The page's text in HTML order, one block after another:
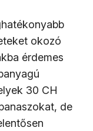
okozó
érdemes
30 CH
de